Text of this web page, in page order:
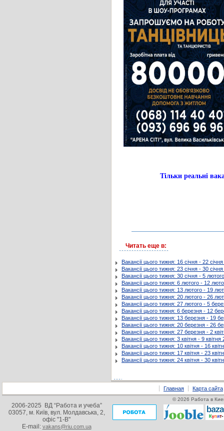
Тільки реальні
Читать еще в:
Вакансії цього тижня: 16 січня - 22
Вакансії цього тижня: 23 січня - 30
Вакансії цього тижня: 30 січня - 5
Вакансії цього тижня: 6 лютого - 12
Вакансії цього тижня: 13 лютого - 19
Вакансії цього тижня: 20 лютого - 26
Вакансії цього тижня: 27 лютого - 5
Вакансії цього тижня: 6 березня - 12
Вакансії цього тижня: 13 березня - 19
Вакансії цього тижня: 20 березня - 26
Вакансії цього тижня: 27 березня - 2
Вакансії цього тижня: 3 квітня - 9 квітня
Вакансії цього тижня: 10 квітня - 16
Вакансії цього тижня: 17 квітня - 23
Вакансії цього тижня: 24 квітня - 30
Главная Карта сайта
2006-2025 ВД “Работа и учеба”
03057, м. Київ, вул. Молдавська, 2,
офіс "1-В"
E-mail: vakans@riu.com.ua
© 2026 Работа в